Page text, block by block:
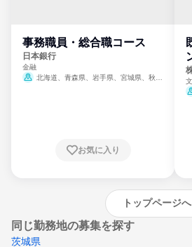
事務職員・総合職コース
日本銀行
金融
北海道、青森県、岩手県、宮城県、秋田
崎県、熊本県、大分県、宮崎県、鹿児島県、
お気に入り
トップページへ
同じ勤務地の募集を探す
茨城県